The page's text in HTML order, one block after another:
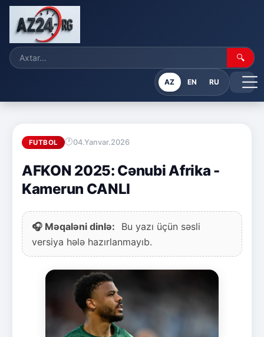
🔍
AZ EN RU
FUTBOL 04.Yanvar.2026
AFKON 2025: Cənubi Afrika -
Kamerun CANLI
🎧 Məqaləni dinlə:
Bu yazı üçün səsli
versiya hələ hazırlanmayıb.